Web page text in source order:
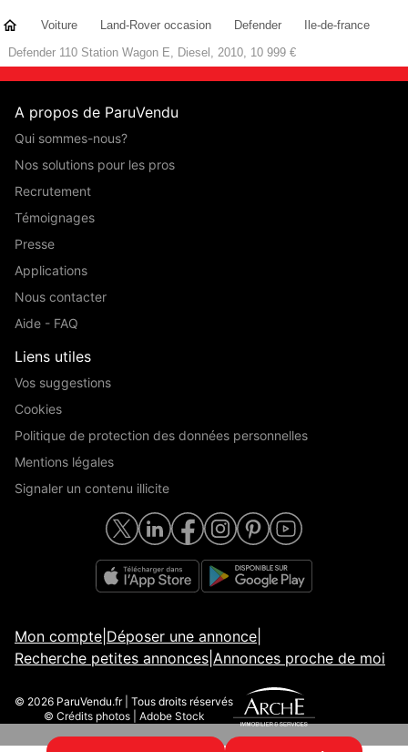
Voiture Land-Rover occasion Defender
Ile-de-france
Defender 110 Station Wagon E, Diesel, 2010, 10 999 €
A propos de ParuVendu
Qui sommes-nous?
Nos solutions pour les pros
Recrutement
Témoignages
Presse
Applications
Nous contacter
Aide - FAQ
Liens utiles
Vos suggestions
Cookies
Politique de protection des données personnelles
Mentions légales
Signaler un contenu illicite
Mon compte Déposer une annonce
Recherche petites annonces Annonces proche de moi
© 2026 ParuVendu.fr | Tous droits réservés
© Crédits photos | Adobe Stock